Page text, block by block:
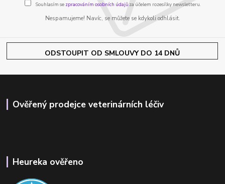
Souhlasím se zpracováním osobních údajůza účelem rozesílky newsletteru.
Nespamujeme! Navíc, se můžete se kdykoli odhlásit.
ODSTOUPIT OD SMLOUVY DO 14 DNŮ
Ověřený prodejce veterinárních léčiv
Heureka ověřeno